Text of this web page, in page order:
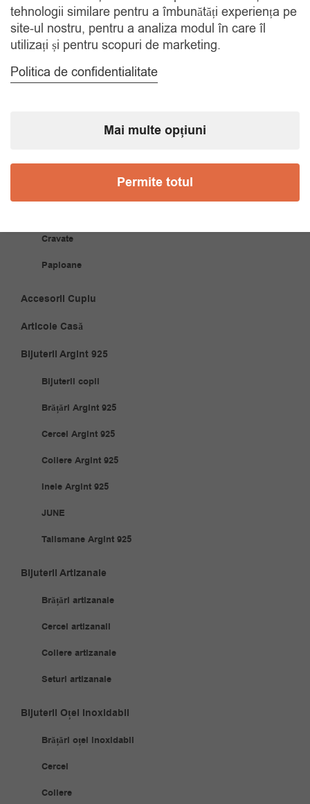
COMANDA TELEFONIC
Cravate
Papioane
Accesorii Cuplu
Articole Casă
Bijuterii Argint 925
Bijuterii copii
Brățări Argint 925
Cercei Argint 925
Coliere Argint 925
Inele Argint 925
JUNE
Talismane Argint 925
Bijuterii Artizanale
Brățări artizanale
Cercei artizanali
Coliere artizanale
Seturi artizanale
Bijuterii Oțel Inoxidabil
Brățări oțel inoxidabil
Cercei
Coliere
tehnologii similare pentru a îmbunătăți experiența pe
site-ul nostru, pentru a analiza modul în care îl
utilizați și pentru scopuri de marketing.
Politica de confidentialitate
Mai multe opțiuni
Permite totul